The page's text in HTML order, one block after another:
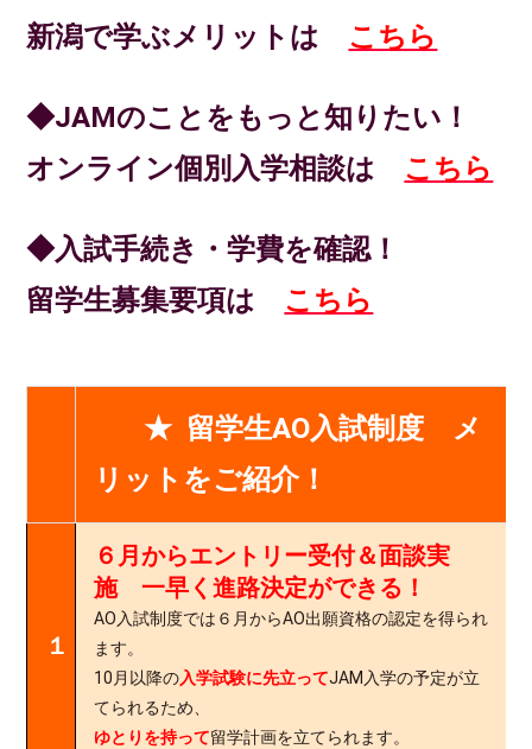
新潟で学ぶメリットは
こちら
◆JAMのことをもっと知りたい！
オンライン個別入学相談は
こちら
◆入試手続き・学費を確認！
留学生募集要項は
こちら
★ 留学生AO入試制度 メ
リットをご紹介！
１．
６月からエントリー受付＆面談実
施 一早く進路決定ができる！
AO入試制度では６月からAO出願資格の認定を得られ
ます。
10月以降の入学試験に先立ってJAM入学の予定が立
てられるため、
ゆとりを持って留学計画を立てられます。